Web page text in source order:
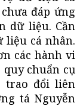
đáp ứng
dữ liệu. Cần
liệu cá nhân.
các hành vi
chuẩn cụ
trao đổi liên
tá Nguyễn